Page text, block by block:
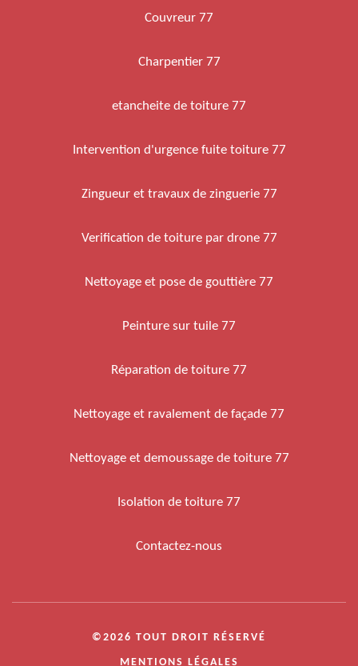
Couvreur 77
Charpentier 77
etancheite de toiture 77
Intervention d'urgence fuite toiture 77
Zingueur et travaux de zinguerie 77
Verification de toiture par drone 77
Nettoyage et pose de gouttière 77
Peinture sur tuile 77
Réparation de toiture 77
Nettoyage et ravalement de façade 77
Nettoyage et demoussage de toiture 77
Isolation de toiture 77
Contactez-nous
©2026 TOUT DROIT RÉSERVÉ
MENTIONS LÉGALES